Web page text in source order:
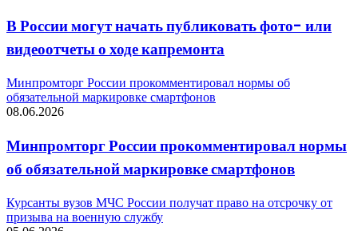
В России могут начать публиковать фото- или
видеоотчеты о ходе капремонта
Минпромторг России прокомментировал нормы об
обязательной маркировке смартфонов
08.06.2026
Минпромторг России прокомментировал нормы
об обязательной маркировке смартфонов
Курсанты вузов МЧС России получат право на отсрочку от
призыва на военную службу